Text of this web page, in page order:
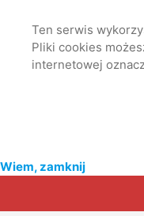
Ten serwis
Pliki cookies
internetowej
Wiem, zamknij